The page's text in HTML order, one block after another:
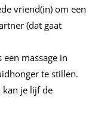
vriend(in) om een
(dat gaat
massage in
te stillen.
kan je lijf de